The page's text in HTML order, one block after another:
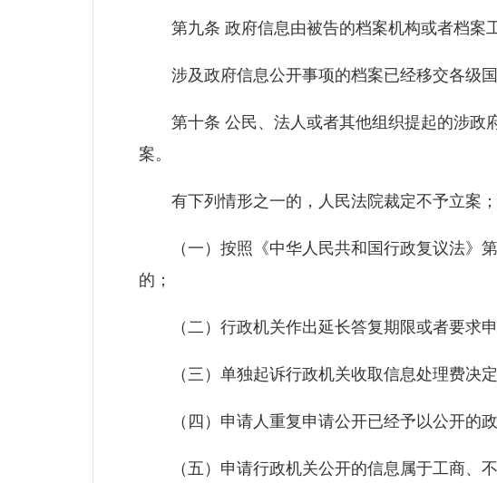
第九条 政府信息由被告的档案机构或者档案工
涉及政府信息公开事项的档案已经移交各级国
第十条 公民、法人或者其他组织提起的涉政
案。
有下列情形之一的，人民法院裁定不予立案；
（一）按照《中华人民共和国行政复议法》第
的；
（二）行政机关作出延长答复期限或者要求申
（三）单独起诉行政机关收取信息处理费决定
（四）申请人重复申请公开已经予以公开的政
（五）申请行政机关公开的信息属于工商、不